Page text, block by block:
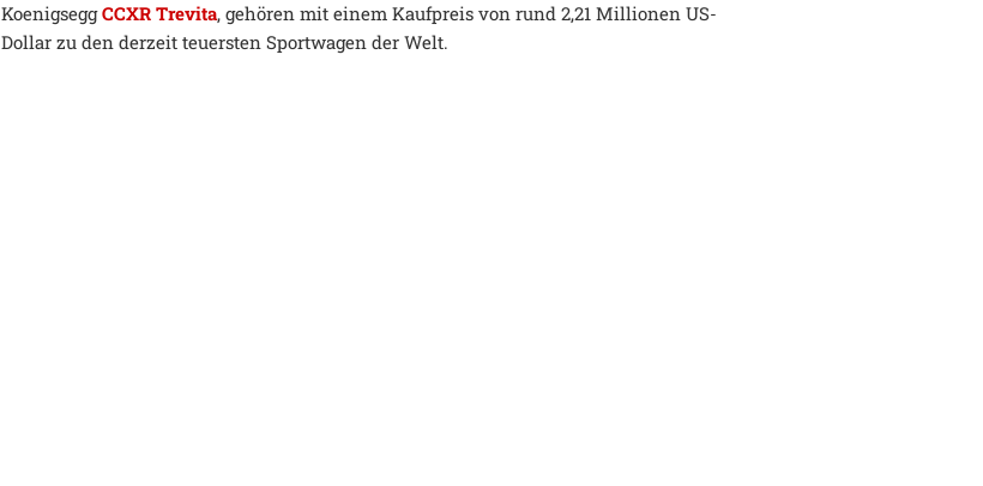
KoenigseggCCXR Trevita, gehören mit einem Kaufpreis von rund 2,21 Millionen US-
Dollar zu den derzeit teuersten Sportwagen der Welt.